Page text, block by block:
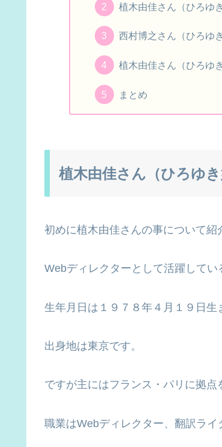
植木由佳さん（ひろゆ
西村博之さん（ひろゆ
植木由佳さん（ひろゆ
まとめ
植木由佳さん（ひろゆ
初めに植木由佳さんの事について紹
Webディレクターとして活躍してい
生年月日は１９７８年４月１９日生
出身地は東京です。
ですが主にはフランス・パリに拠点
職業はWebディレクター、翻訳ライ